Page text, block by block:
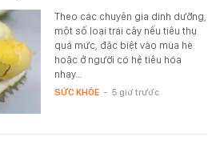
Theo các chuyên gia dinh dưỡng,
một số loại trái cây nếu tiêu thụ
quá mức, đặc biệt vào mùa hè
hoặc ở người có hệ tiêu hóa
nhạy…
SỨC KHỎE - 5 giờ trước